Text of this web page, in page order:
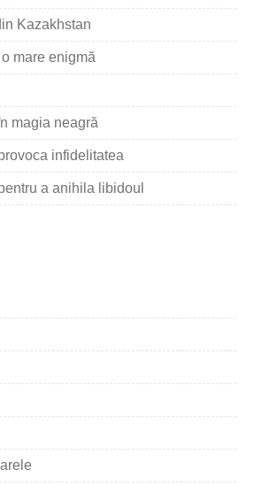
Kazakhstan
mare enigmă
magia neagră
infidelitatea
a anihila libidoul